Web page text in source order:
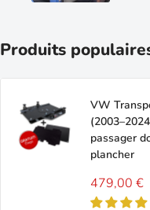
Produits
VW
passager
plancher
Prix
réduit
479,00 €